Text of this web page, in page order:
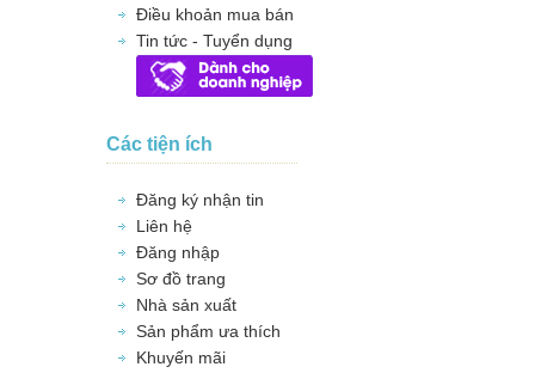
Điều khoản mua bán
Tin tức - Tuyển dụng
Các tiện ích
Đăng ký nhận tin
Liên hệ
Đăng nhập
Sơ đồ trang
Nhà sản xuất
Sản phẩm ưa thích
Khuyến mãi